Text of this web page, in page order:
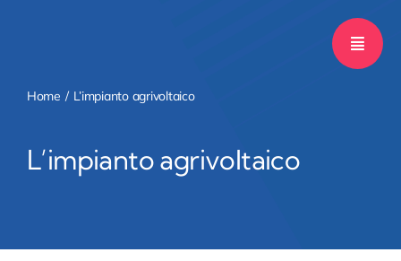
Home L’impianto agrivoltaico
L’impianto agrivoltaico